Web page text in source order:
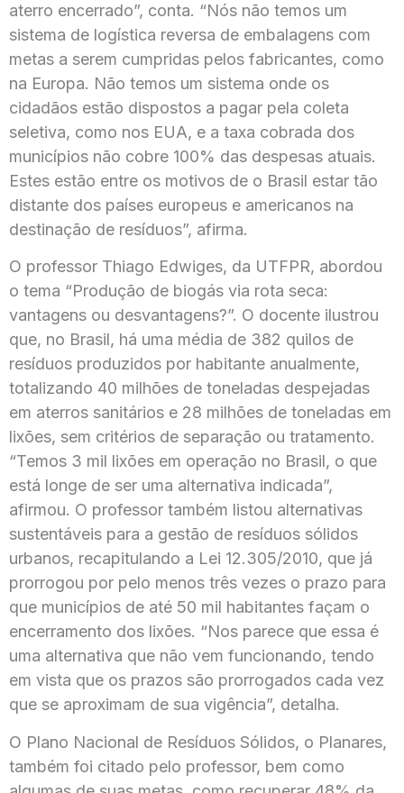
aterro encerrado”, conta. “Nós não temos um
sistema de logística reversa de embalagens com
metas a serem cumpridas pelos fabricantes, como
na Europa. Não temos um sistema onde os
cidadãos estão dispostos a pagar pela coleta
seletiva, como nos EUA, e a taxa cobrada dos
municípios não cobre 100% das despesas atuais.
Estes estão entre os motivos de o Brasil estar tão
distante dos países europeus e americanos na
destinação de resíduos”, afirma.
O professor Thiago Edwiges, da UTFPR, abordou
o tema “Produção de biogás via rota seca:
vantagens ou desvantagens?”. O docente ilustrou
que, no Brasil, há uma média de 382 quilos de
resíduos produzidos por habitante anualmente,
totalizando 40 milhões de toneladas despejadas
em aterros sanitários e 28 milhões de toneladas em
lixões, sem critérios de separação ou tratamento.
“Temos 3 mil lixões em operação no Brasil, o que
está longe de ser uma alternativa indicada”,
afirmou. O professor também listou alternativas
sustentáveis para a gestão de resíduos sólidos
urbanos, recapitulando a Lei 12.305/2010, que já
prorrogou por pelo menos três vezes o prazo para
que municípios de até 50 mil habitantes façam o
encerramento dos lixões. “Nos parece que essa é
uma alternativa que não vem funcionando, tendo
em vista que os prazos são prorrogados cada vez
que se aproximam de sua vigência”, detalha.
O Plano Nacional de Resíduos Sólidos, o Planares,
também foi citado pelo professor, bem como